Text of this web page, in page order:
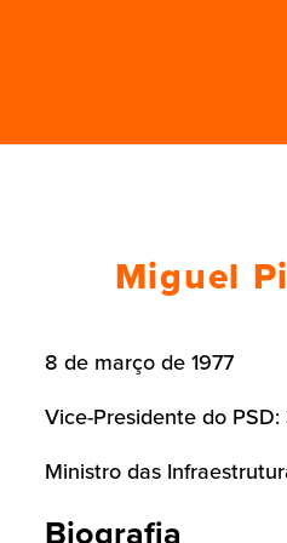
Miguel
8 de março de 1977
Vice-Presidente do
Ministro das
Biografia